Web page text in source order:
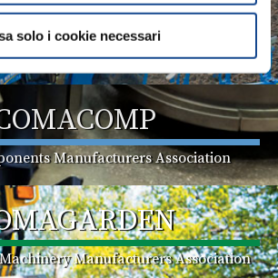
solo i cookie necessari
Manufacturers Association
Manufacturers Association
Manufacturers Association